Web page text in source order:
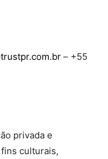
– +55
privada e
culturais,